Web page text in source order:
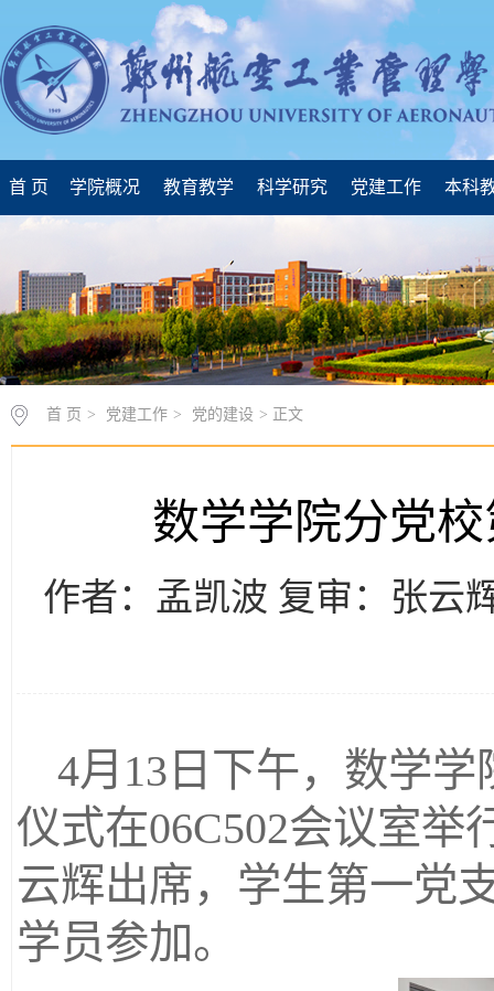
首 页 学院概况 教育教学 科学研究 党建工作 本科
首 页 > 党建工作 > 党的建设 > 正文
数学学院分党
作者：孟凯波 复审：张云
4月13日下午，数学
仪式在06C502会议室
云辉出席，学生第一党
学员参加。